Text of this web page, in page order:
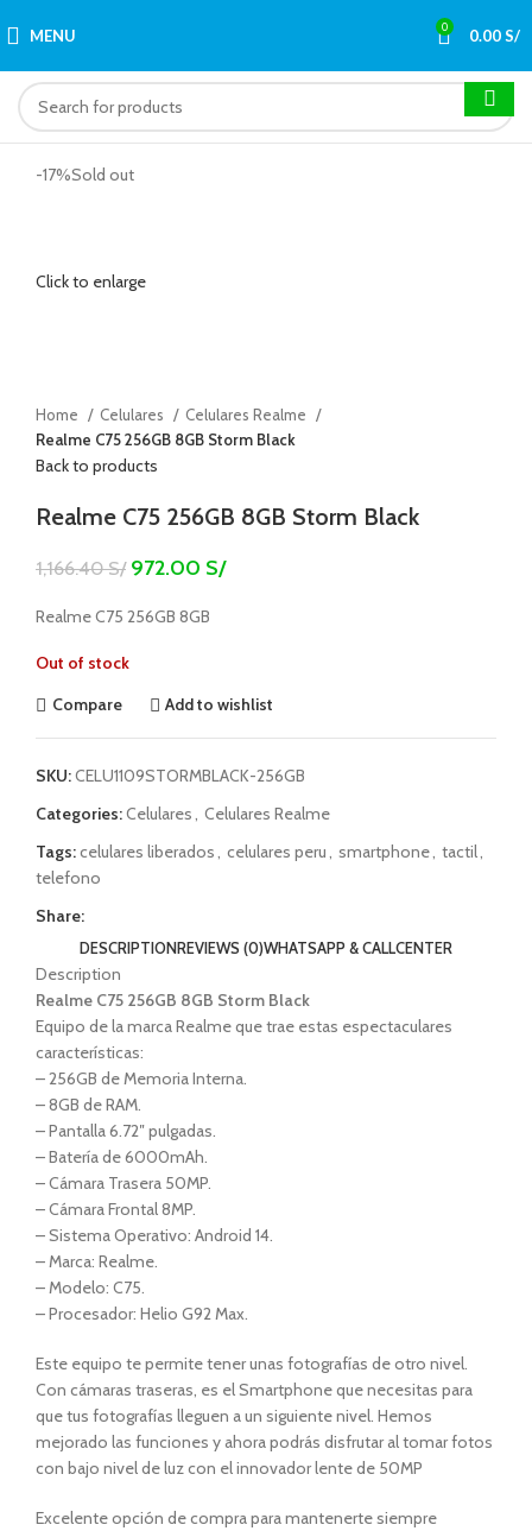
MENU 0 0.00S/
-17%Sold out
Click to enlarge
Home Celulares
Celulares Realme
Realme C75 256GB 8GB Storm Black
Back to products
Realme C75 256GB 8GB Storm Black
1,166.40S/ 972.00 S/
Realme C75 256GB 8GB
Out of stock
Compare
Add to wishlist
SKU:CELU1109STORMBLACK-256GB
Categories:Celulares
Celulares Realme
Tags:celulares liberados celulares peru smartphone tactil
telefono
Share:
DESCRIPTIONREVIEWS (0)WHATSAPP & CALLCENTER
Description
Realme C75 256GB 8GB Storm Black
Equipo de la marca Realme que trae estas espectaculares
características:
– 256GB de Memoria Interna.
– 8GB de RAM.
– Pantalla 6.72″ pulgadas.
– Batería de 6000mAh.
– Cámara Trasera 50MP.
– Cámara Frontal 8MP.
– Sistema Operativo: Android 14.
– Marca: Realme.
– Modelo: C75.
– Procesador: Helio G92 Max.
Este equipo te permite tener unas fotografías de otro nivel.
Con cámaras traseras, es el Smartphone que necesitas para
que tus fotografías lleguen a un siguiente nivel. Hemos
mejorado las funciones y ahora podrás disfrutar al tomar fotos
con bajo nivel de luz con el innovador lente de 50MP
Excelente opción de compra para mantenerte siempre